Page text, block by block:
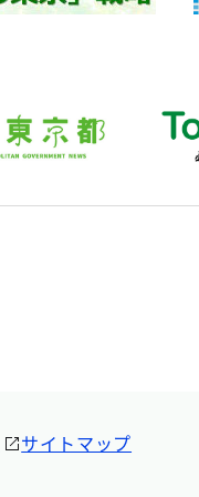
サイトマップ